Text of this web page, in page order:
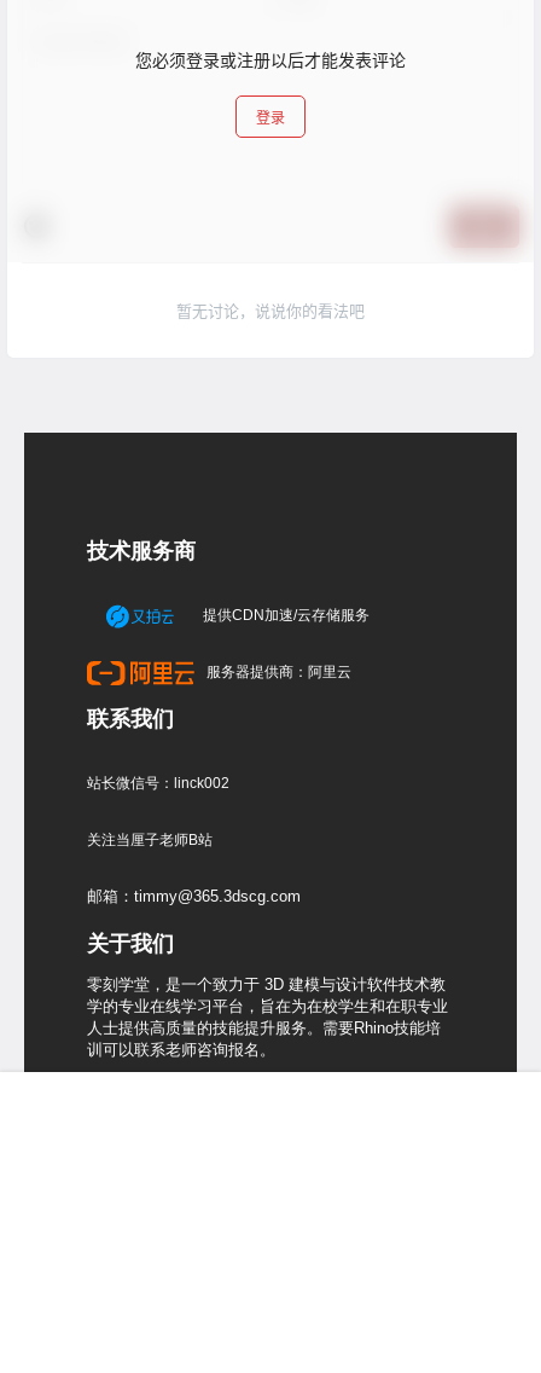
您必须登录或注册以后才能发表评论
登录
暂无讨论，说说你的看法吧
技术服务商
提供CDN加速/云存储服务
服务器提供商：阿里云
联系我们
站长微信号：linck002
关注当厘子老师B站
邮箱：timmy@365.3dscg.com
关于我们
零刻学堂，是一个致力于 3D 建模与设计软件技术教
学的专业在线学习平台，旨在为在校学生和在职专业
人士提供高质量的技能提升服务。需要Rhino技能培
训可以联系老师咨询报名。